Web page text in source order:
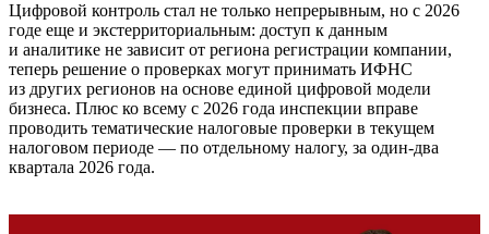
Цифровой контроль стал не только непрерывным, но с 2026
годе еще и экстерриториальным: доступ к данным
и аналитике не зависит от региона регистрации компании,
теперь решение о проверках могут принимать ИФНС
из других регионов на основе единой цифровой модели
бизнеса. Плюс ко всему с 2026 года инспекции вправе
проводить тематические налоговые проверки в текущем
налоговом периоде — по отдельному налогу, за один-два
квартала 2026 года.